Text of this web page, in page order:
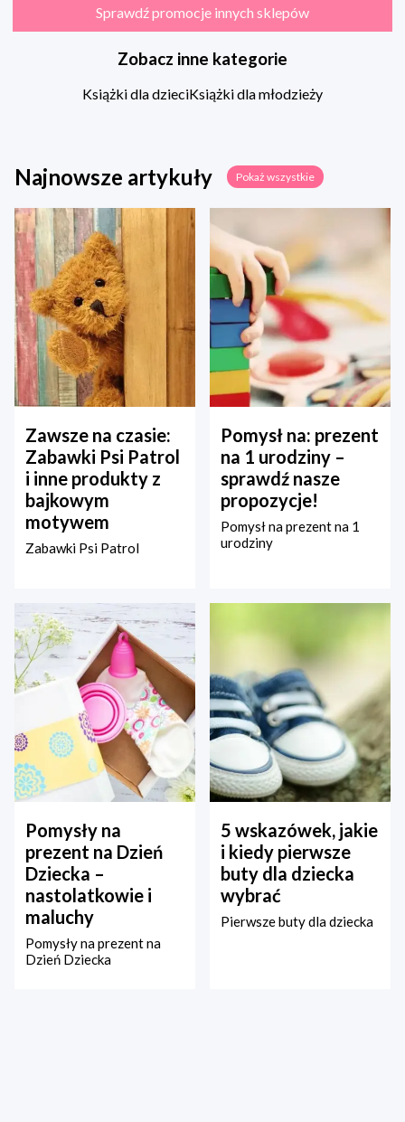
Sprawdź promocje innych sklepów
Zobacz inne kategorie
Książki dla dzieciKsiążki dla młodzieży
Najnowsze artykuły Pokaż wszystkie
Zawsze na czasie:
Zabawki Psi Patrol
i inne produkty z
bajkowym
motywem
Zabawki Psi Patrol
Pomysł na: prezent
na 1 urodziny –
sprawdź nasze
propozycje!
Pomysł na prezent na 1
urodziny
Pomysły na
prezent na Dzień
Dziecka –
nastolatkowie i
maluchy
Pomysły na prezent na
Dzień Dziecka
5 wskazówek, jakie
i kiedy pierwsze
buty dla dziecka
wybrać
Pierwsze buty dla dziecka